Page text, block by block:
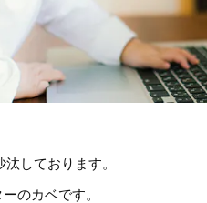
しております。
のカベです。